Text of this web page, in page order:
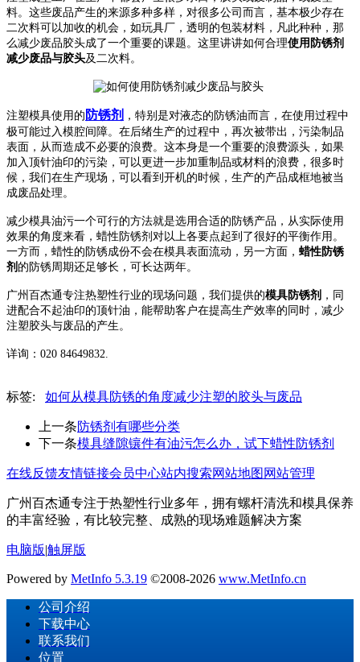
料。这些废品产生的来源多种多样，对很多公司而言，基本极少存在
二次料可以加收的机会，如玩具厂，透明的包装材料，凡此种种，那
么减少废品胶头成了一个重要的课题。这里讲讲如何合理使用防锈剂
减少废品与胶头及二次料。
注塑模具使用的 防锈剂 ，特别是对液态的防锈油而言，在使用过程中
极可能过入模腔间障。在后绪生产的过程中，再次被带出，污染制品
表面，从而造成不必要的浪费。这本身是一个重要的浪费源头，如果
加入顶针油印的污染，可以更进一步加重制品或材料的浪费，很多时
候，我们在生产现场，可以看到开机的时候，生产的产品成框地被当
成废品处理。
减少模具油污一个可行的方法就是选用合适的防锈产品，从实际使用
效果的角度来看，蜡性防锈剂对以上各要点起到了很好的平衡作用。
一方而，蜡性的防锈成份不会在模具表面流动，另一方面， 蜡性防锈
剂 的防锈周期还足够长，可长达两年。
广州百杰通专注热塑性行业的现场问题，我们提供的模具防锈剂 ，同
进配合不起油印的顶针油，能帮助客户在提高生产效率的同时，减少
注塑胶头与废品的产生。
详询： 020 84649832.
标签: 如何从模具防锈的角度减少注塑的胶头与废品
上一条防锈剂有哪些分类
下一条模具缝隙镶件有油污怎么办，试下蜡性防锈剂
在线反馈友情链接会员中心站内搜索网站地图 网站管理
广州百杰通专注于热塑性行业多年，拥有螺杆清洗和模具保养
的丰富经验，有比较完整、成熟的现场难题解决方案
电脑版|触屏版
Powered by MetInfo 5.3.19 ©2008-2026 www.MetInfo.cn
公司介绍
下载中心
联系我们
位置